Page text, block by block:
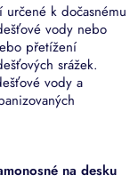
k dočasnému
vody nebo
přetížení
srážek.
vody a
na desku